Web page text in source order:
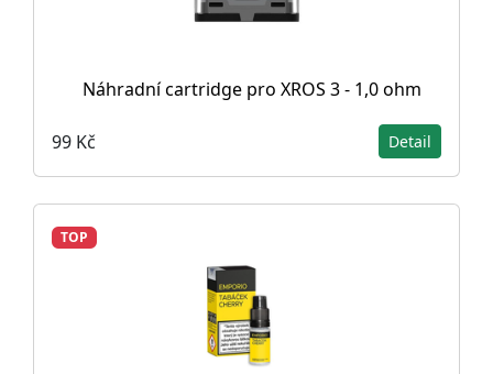
Náhradní cartridge pro XROS 3 - 1,0 ohm
99 Kč Detail
TOP